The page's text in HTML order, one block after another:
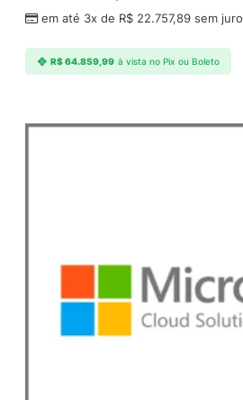
d
em até 3x de R$ 22.757,89 sem
R$64.859,99 à vista no Pix ou Boleto